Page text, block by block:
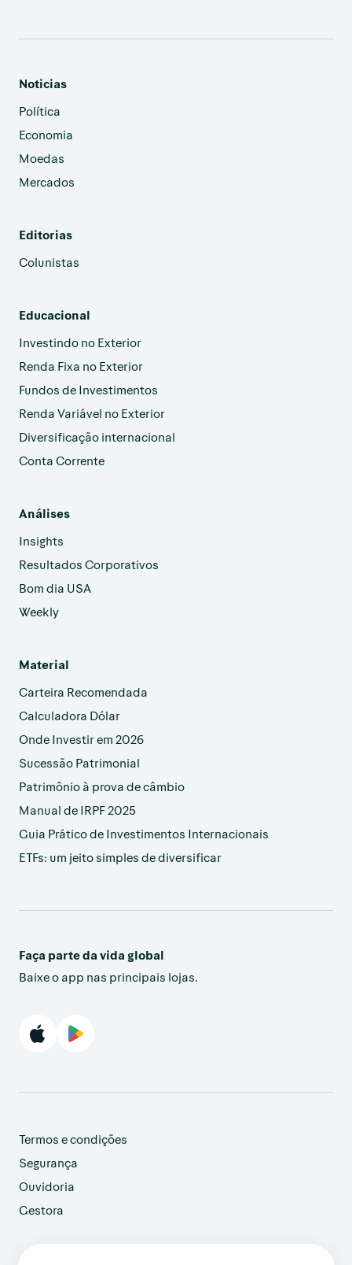
Noticias
Política
Economia
Moedas
Mercados
Editorias
Colunistas
Educacional
Investindo no Exterior
Renda Fixa no Exterior
Fundos de Investimentos
Renda Variável no Exterior
Diversificação internacional
Conta Corrente
Análises
Insights
Resultados Corporativos
Bom dia USA
Weekly
Material
Carteira Recomendada
Calculadora Dólar
Onde Investir em 2026
Sucessão Patrimonial
Patrimônio à prova de câmbio
Manual de IRPF 2025
Guia Prático de Investimentos Internacionais
ETFs: um jeito simples de diversificar
Faça parte da vida global
Baixe o app nas principais lojas.
Termos e condições
Segurança
Ouvidoria
Gestora
customer@avenue.us